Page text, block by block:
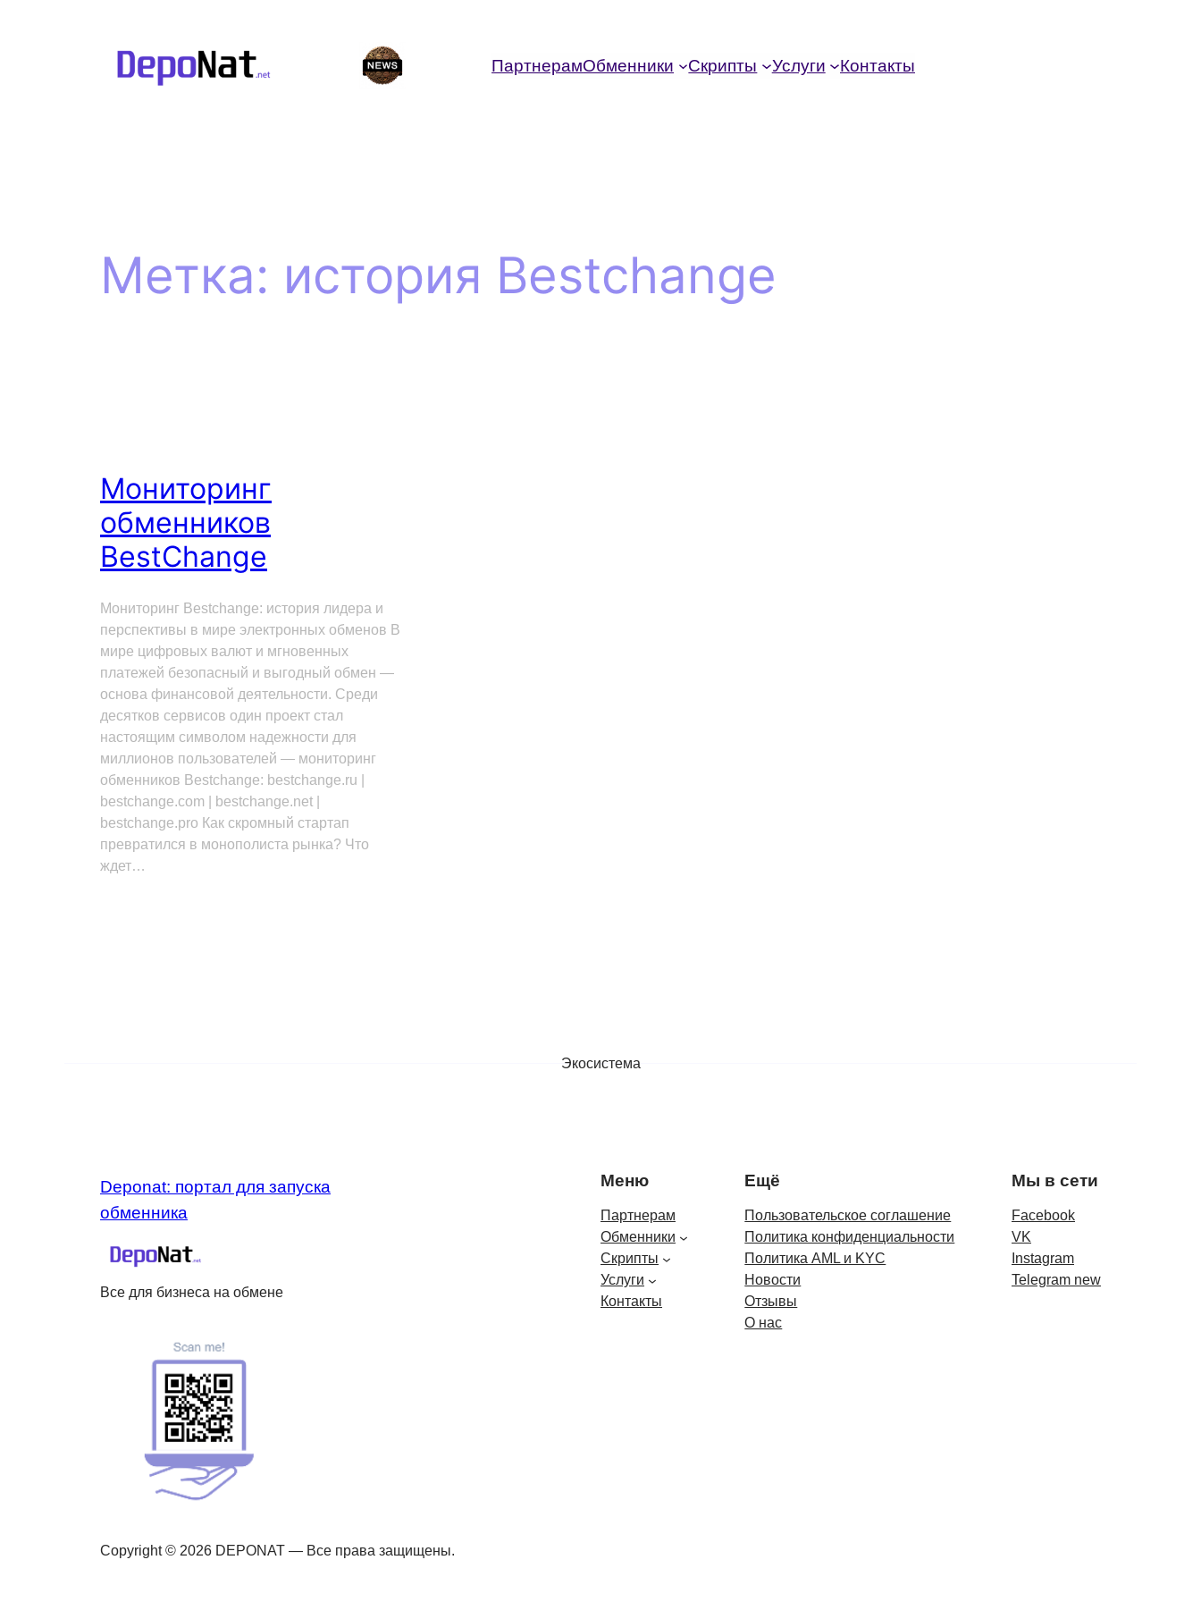
ПартнерамОбменники Скрипты Услуги Контакты
Метка: история Bestchange
Мониторинг
обменников
BestChange
Мониторинг Bestchange: история лидера и
перспективы в мире электронных обменов В
мире цифровых валют и мгновенных
платежей безопасный и выгодный обмен —
основа финансовой деятельности. Среди
десятков сервисов один проект стал
настоящим символом надежности для
миллионов пользователей — мониторинг
обменников Bestchange: bestchange.ru |
bestchange.com | bestchange.net |
bestchange.pro Как скромный стартап
превратился в монополиста рынка? Что
ждет…
Экосистема
Deponat: портал для запуска
обменника
Все для бизнеса на обмене
Меню
Партнерам
Обменники
Скрипты
Услуги
Контакты
Ещё
Пользовательское соглашение
Политика конфиденциальности
Политика AML и KYC
Новости
Отзывы
О нас
Мы в сети
Facebook
VK
Instagram
Telegram new
Copyright © 2026 DEPONAT — Все права защищены.